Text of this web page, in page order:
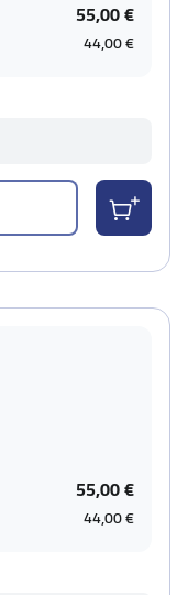
55,00 €
44,00 €
55,00 €
44,00 €